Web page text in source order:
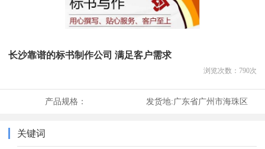
长沙靠谱的标书制作公司 满足客户需求
浏览次数： 790次
产品规格： 发货地:广东省广州市海珠区
关键词